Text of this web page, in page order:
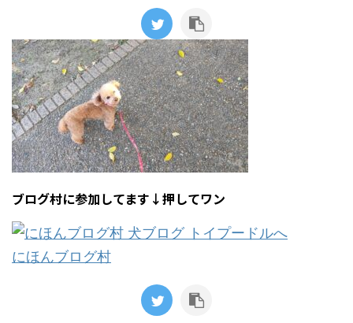
ブログ村に参加してます↓押してワン
にほんブログ村